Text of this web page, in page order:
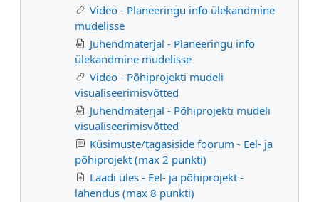
Video - Planeeringu info ülekandmine
mudelisse
Juhendmaterjal - Planeeringu info
ülekandmine mudelisse
Video - Põhiprojekti mudeli
visualiseerimisvõtted
Juhendmaterjal - Põhiprojekti mudeli
visualiseerimisvõtted
Küsimuste/tagasiside foorum - Eel- ja
põhiprojekt (max 2 punkti)
Laadi üles - Eel- ja põhiprojekt -
lahendus (max 8 punkti)